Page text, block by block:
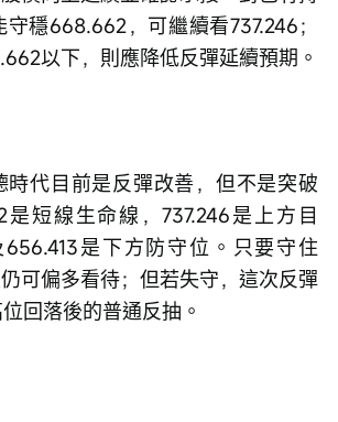
穩668.662，可繼續看737.246；
以下，則應降低反彈延續預期。
時代目前是反彈改善，但不是突破
短線生命線，737.246是上方目
是下方防守位。只要守住
可偏多看待；但若失守，這次反彈
回落後的普通反抽。